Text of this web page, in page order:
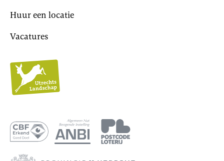
Huur een locatie
Vacatures